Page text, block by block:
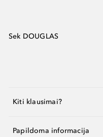
Sek DOUGLAS
Kiti klausimai?
Papildoma informacija